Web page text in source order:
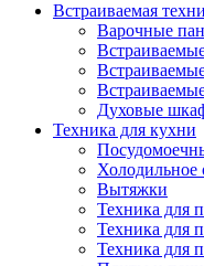
Встраиваемая
Варочные
Духовые
Техника для кухни
Холодильное
Вытяжки
Техника для
Техника для
Техника для